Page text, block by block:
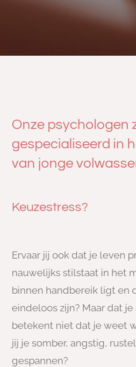
Onze psychologen
gespecialiseerd in
van jonge
Keuzestress?
Ervaar jij ook dat je leven
nauwelijks stilstaat in het
binnen handbereik ligt en
eindeloos zijn? Maar dat
betekent niet dat je weet
jij je somber, angstig,
gespannen?